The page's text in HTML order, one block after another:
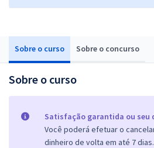
Sobre o curso Sobre o concurso
Sobre o curso
Satisfação garantida ou seu
Você poderá efetuar o
dinheiro de volta em até 7